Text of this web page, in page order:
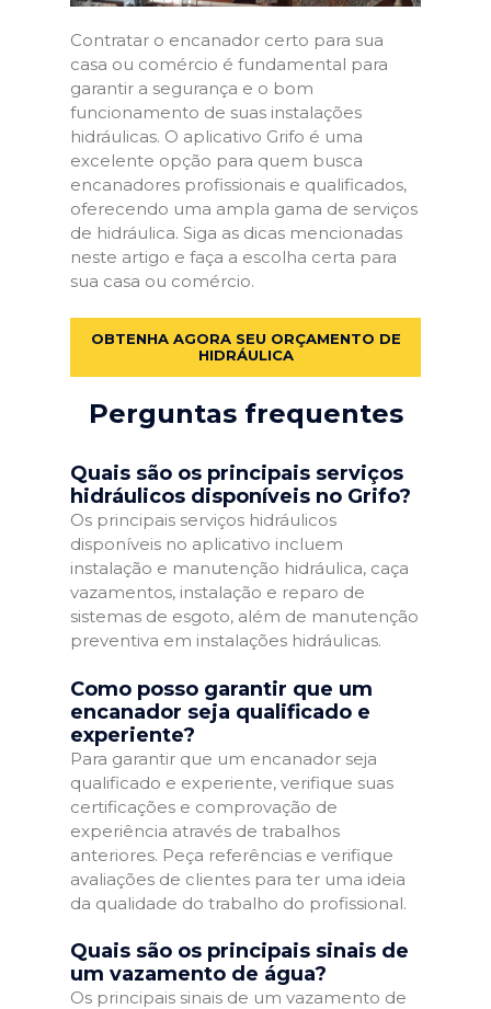
Contratar o encanador certo para sua
casa ou comércio é fundamental para
garantir a segurança e o bom
funcionamento de suas instalações
hidráulicas. O aplicativo Grifo é uma
excelente opção para quem busca
encanadores profissionais e qualificados,
oferecendo uma ampla gama de serviços
de hidráulica. Siga as dicas mencionadas
neste artigo e faça a escolha certa para
sua casa ou comércio.
OBTENHA AGORA SEU ORÇAMENTO DE
HIDRÁULICA
Perguntas frequentes
Quais são os principais serviços
hidráulicos disponíveis no Grifo?
Os principais serviços hidráulicos
disponíveis no aplicativo incluem
instalação e manutenção hidráulica, caça
vazamentos, instalação e reparo de
sistemas de esgoto, além de manutenção
preventiva em instalações hidráulicas.
Como posso garantir que um
encanador seja qualificado e
experiente?
Para garantir que um encanador seja
qualificado e experiente, verifique suas
certificações e comprovação de
experiência através de trabalhos
anteriores. Peça referências e verifique
avaliações de clientes para ter uma ideia
da qualidade do trabalho do profissional.
Quais são os principais sinais de
um vazamento de água?
Os principais sinais de um vazamento de